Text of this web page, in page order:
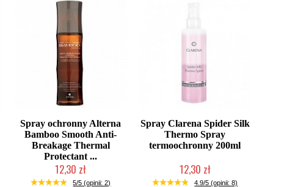
Spray ochronny Alterna
Bamboo Smooth Anti-
Breakage Thermal
Protectant ...
12,30 zł
Produkt wycofany
5/5 (opinii: 2)
Spray Clarena Spider Silk
Thermo Spray
termoochronny 200ml
12,30 zł
Produkt wycofany
4.9/5 (opinii: 8)